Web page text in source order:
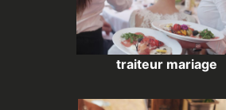
traiteur mariage